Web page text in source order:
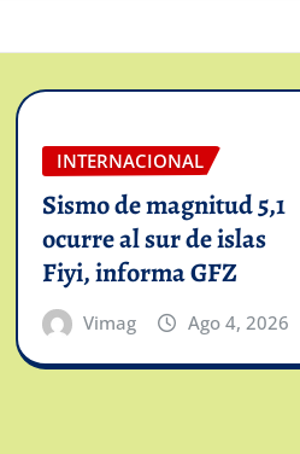
INTERNACIONAL
Sismo de magnitud 5,1
ocurre al sur de islas
Fiyi, informa GFZ
Vimag Ago 4, 2026